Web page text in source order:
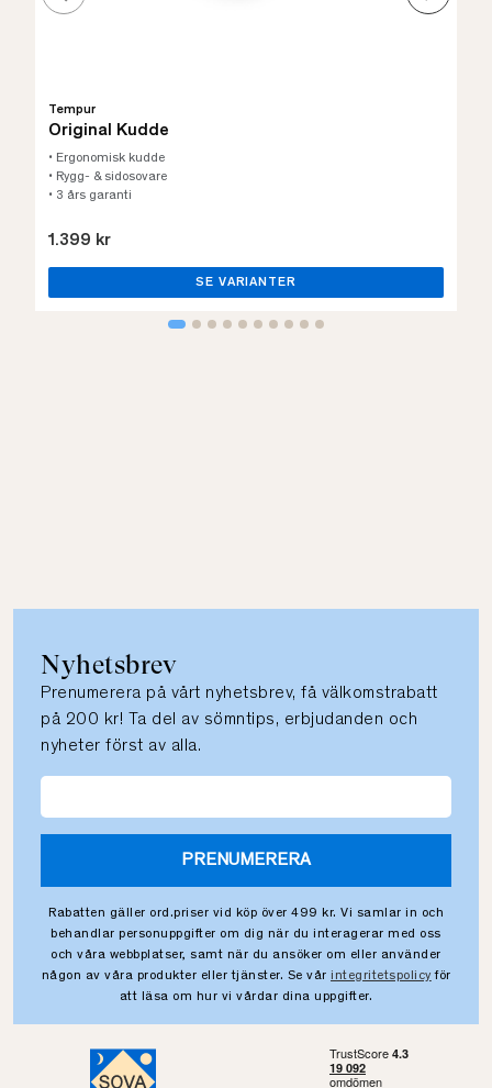
Tempur
Original Kudde
• Ergonomisk kudde
• Rygg- & sidosovare
• 3 års garanti
1.399 kr
SE VARIANTER
Nyhetsbrev
Prenumerera på vårt nyhetsbrev, få välkomstrabatt
på 200 kr! Ta del av sömntips, erbjudanden och
nyheter först av alla.
PRENUMERERA
Rabatten gäller ord.priser vid köp över 499 kr. Vi samlar in och
behandlar personuppgifter om dig när du interagerar med oss
och våra webbplatser, samt när du ansöker om eller använder
någon av våra produkter eller tjänster. Se vår integritetspolicy för
att läsa om hur vi vårdar dina uppgifter.